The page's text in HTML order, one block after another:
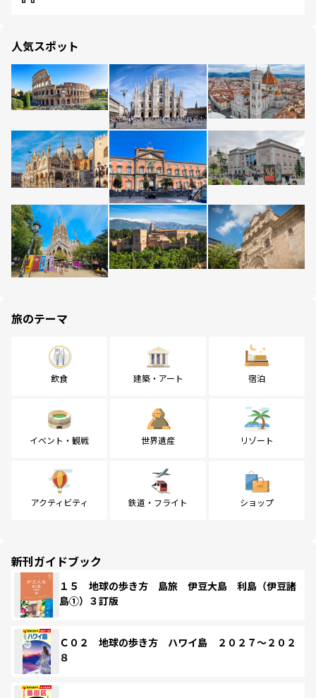
人気スポット
旅のテーマ
飲食 建築・アート 宿泊
イベント・観戦 世界遺産 リゾート
アクティビティ 鉄道・フライト ショップ
新刊ガイドブック
１５ 地球の歩き方 島旅 伊豆大島 利島（伊豆諸
島①）３訂版
Ｃ０２ 地球の歩き方 ハワイ島 ２０２７～２０２
８